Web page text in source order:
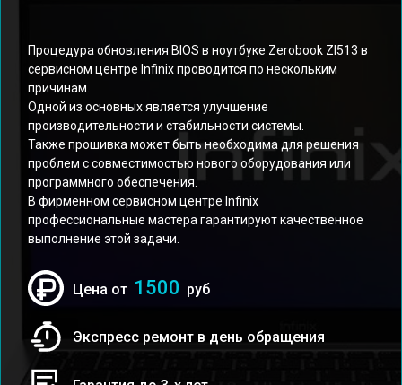
Процедура обновления BIOS в ноутбуке Zerobook Zl513 в
сервисном центре Infinix проводится по нескольким
причинам.
Одной из основных является улучшение
производительности и стабильности системы.
Также прошивка может быть необходима для решения
проблем с совместимостью нового оборудования или
программного обеспечения.
В фирменном сервисном центре Infinix
профессиональные мастера гарантируют качественное
выполнение этой задачи.
Цена от 1500 руб
Экспресс ремонт в день обращения